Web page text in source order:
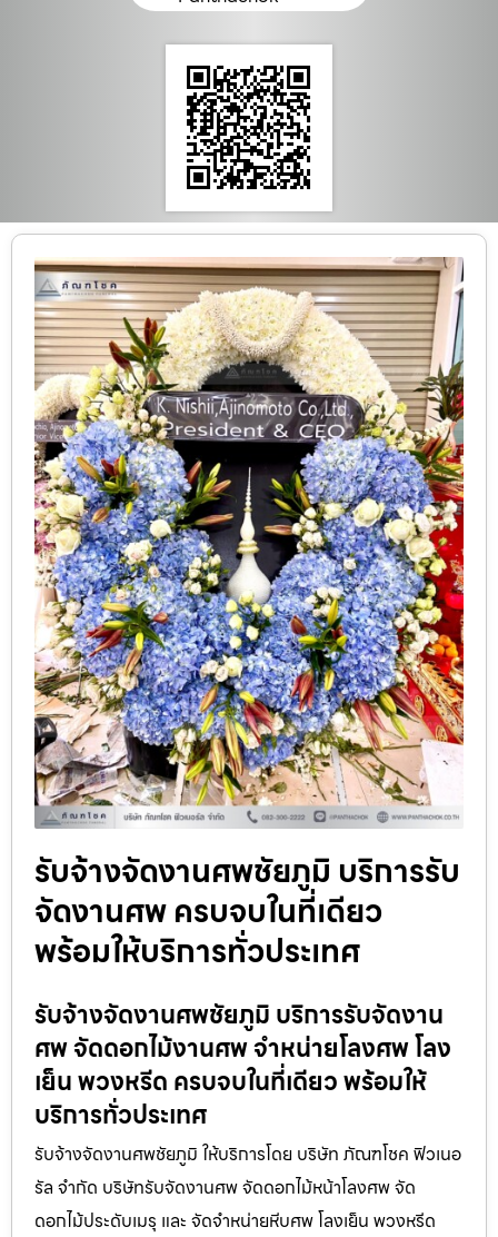
รับจ้างจัดงานศพชัยภูมิ บริการรับ
จัดงานศพ ครบจบในที่เดียว
พร้อมให้บริการทั่วประเทศ
รับจ้างจัดงานศพชัยภูมิ บริการรับจัดงาน
ศพ จัดดอกไม้งานศพ จำหน่ายโลงศพ โลง
เย็น พวงหรีด ครบจบในที่เดียว พร้อมให้
บริการทั่วประเทศ
รับจ้างจัดงานศพชัยภูมิ ให้บริการโดย บริษัท ภัณฑโชค ฟิวเนอ
รัล จำกัด บริษัทรับจัดงานศพ จัดดอกไม้หน้าโลงศพ จัด
ดอกไม้ประดับเมรุ และ จัดจำหน่ายหีบศพ โลงเย็น พวงหรีด